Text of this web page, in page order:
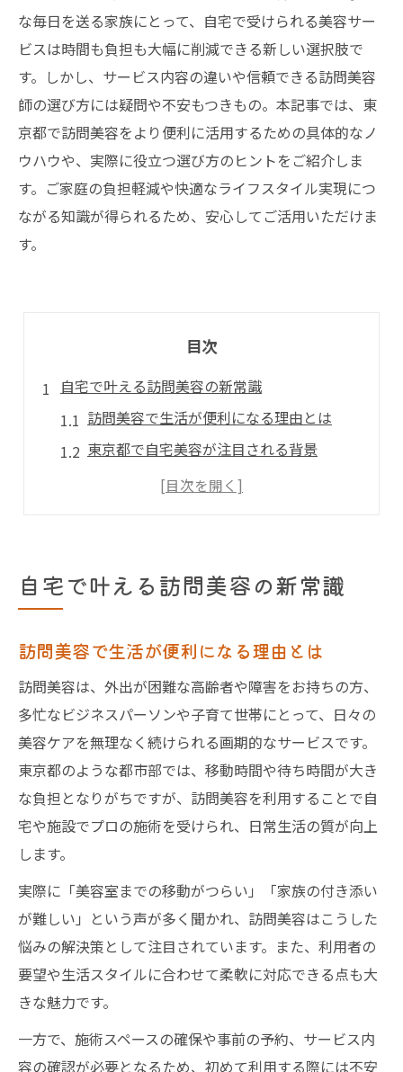
な毎日を送る家族にとって、自宅で受けられる美容サー
ビスは時間も負担も大幅に削減できる新しい選択肢で
す。しかし、サービス内容の違いや信頼できる訪問美容
師の選び方には疑問や不安もつきもの。本記事では、東
京都で訪問美容をより便利に活用するための具体的なノ
ウハウや、実際に役立つ選び方のヒントをご紹介しま
す。ご家庭の負担軽減や快適なライフスタイル実現につ
ながる知識が得られるため、安心してご活用いただけま
す。
目次
自宅で叶える訪問美容の新常識
訪問美容で生活が便利になる理由とは
東京都で自宅美容が注目される背景
訪問美容の便利なサービス内容の紹介
訪問美容が東京都で選ばれる理由
訪問美容の東京都特有の利便性を解説
自宅で気軽に受けられる訪問美容の強み
外出が難しい時に便利な訪問美容活用法
外出困難な方が訪問美容を利用する利点
訪問美容で叶う自宅ケアの具体例
訪問美容を活用した快適な毎日のコツ
自宅で気軽に利用できる訪問美容の方法
高齢者に優しい訪問美容の魅力を解説
高齢者が安心して利用できる訪問美容とは
訪問美容が高齢者に選ばれる理由を紹介
東京都で高齢者支援に役立つ訪問美容
自宅で叶える訪問美容の新常識
訪問美容で生活が便利になる理由とは
訪問美容は、外出が困難な高齢者や障害をお持ちの方、
多忙なビジネスパーソンや子育て世帯にとって、日々の
美容ケアを無理なく続けられる画期的なサービスです。
東京都のような都市部では、移動時間や待ち時間が大き
な負担となりがちですが、訪問美容を利用することで自
宅や施設でプロの施術を受けられ、日常生活の質が向上
します。
実際に「美容室までの移動がつらい」「家族の付き添い
が難しい」という声が多く聞かれ、訪問美容はこうした
悩みの解決策として注目されています。また、利用者の
要望や生活スタイルに合わせて柔軟に対応できる点も大
きな魅力です。
一方で、施術スペースの確保や事前の予約、サービス内
容の確認が必要となるため、初めて利用する際には不安